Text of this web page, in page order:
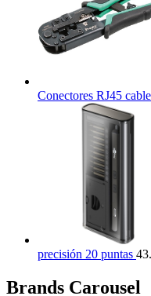
Conectores RJ45
precisión 20 puntas
Brands Carousel